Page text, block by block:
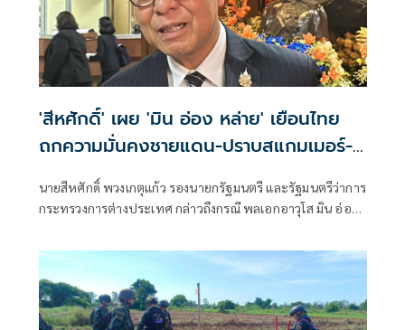
'สีหศักดิ์' เผย 'มิน อ่อง หล่าย' เยือนไทย
ถกความมั่นคงชายแดน-ปราบสแกมเมอร์-
แก้สารพิษในแม่น้ำ
นายสีหศักดิ์ พวงเกตุแก้ว รองนายกรัฐมนตรี และรัฐมนตรีว่าการ
กระทรวงการต่างประเทศ กล่าวถึงกรณี พลเอกอาวุโส มิน อ่อง
อย่างเป็นทางการในวันที่ 6-7 ส.ค.นี้ ว่า จะมีการเจรจากันใน
หลายเรื่อง